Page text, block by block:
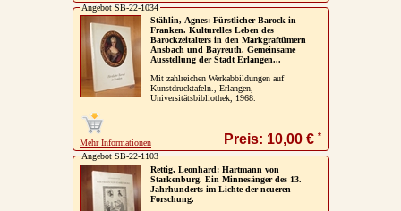
Angebot SB-22-1034
Stählin, Agnes: Fürstlicher Barock in
Franken. Kulturelles Leben des
Barockzeitalters in den Markgraftümern
Ansbach und Bayreuth. Gemeinsame
Ausstellung der Stadt Erlangen...
Mit zahlreichen Werkabbildungen auf
Kunstdrucktafeln., Erlangen,
Universitätsbibliothek, 1968.
Mehr Informationen Preis: 10,00 € *
Angebot SB-22-1103
Rettig, Leonhard: Hartmann von
Starkenburg. Ein Minnesänger des 13.
Jahrhunderts im Lichte der neueren
Forschung.